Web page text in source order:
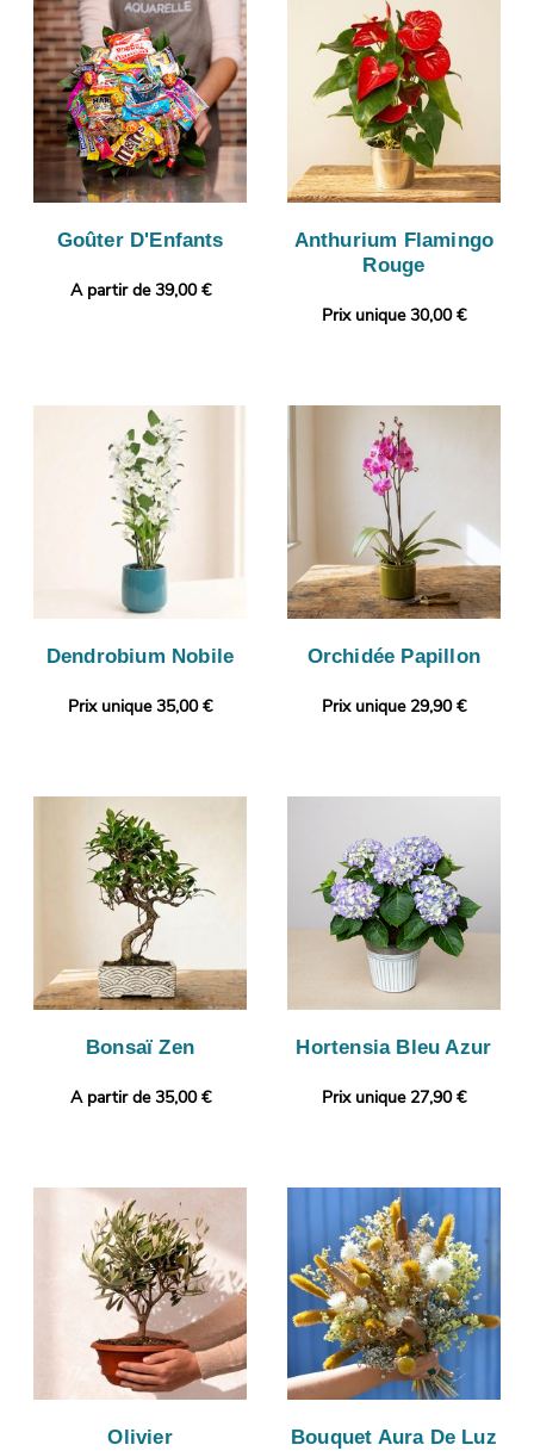
Goûter D'Enfants
A partir de 39,00 €
Anthurium Flamingo
Rouge
Prix unique 30,00 €
Dendrobium Nobile
Prix unique 35,00 €
Orchidée Papillon
Prix unique 29,90 €
Bonsaï Zen
A partir de 35,00 €
Hortensia Bleu Azur
Prix unique 27,90 €
Olivier Bouquet Aura De Luz